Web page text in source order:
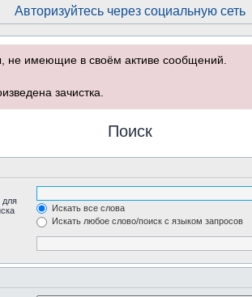
Авторизуйтесь через социальную сеть
не имеющие в своём активе сообщений.
зачистка.
Поиск
для
Искать все слова
Искать любое слово/поиск с языком запросов